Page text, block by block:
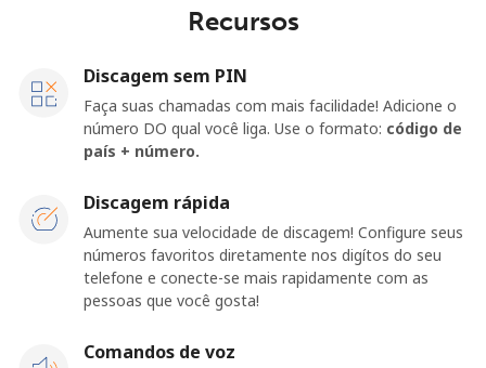
Recursos
Discagem sem PIN
Faça suas chamadas com mais facilidade! Adicione o
número DO qual você liga. Use o formato: código de
país + número.
Discagem rápida
Aumente sua velocidade de discagem! Configure seus
números favoritos diretamente nos digítos do seu
telefone e conecte-se mais rapidamente com as
pessoas que você gosta!
Comandos de voz